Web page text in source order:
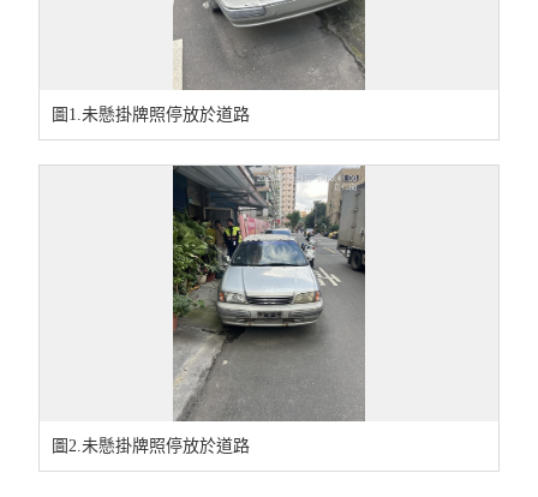
圖1.未懸掛牌照停放於道路
圖2.未懸掛牌照停放於道路